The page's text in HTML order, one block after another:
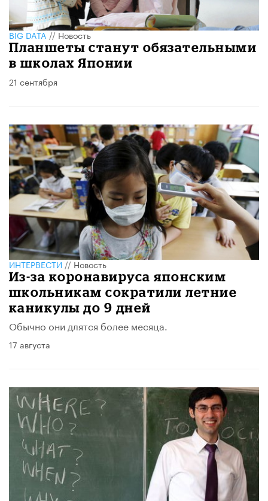
BIG DATA//Новость
Планшеты станут обязательными
в школах Японии
21 сентября
ИНТЕРВЕСТИ//Новость
Из-за коронавируса японским
школьникам сократили летние
каникулы до 9 дней
Обычно они длятся более месяца.
17 августа